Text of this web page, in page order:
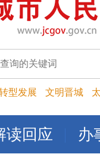
型发展 文明晋城
读回应 办